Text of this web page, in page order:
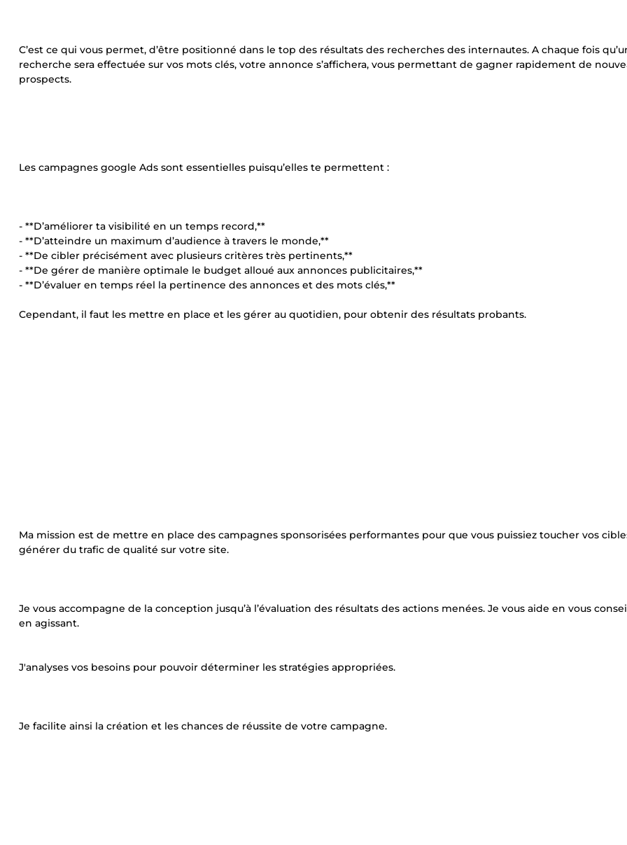
C’est ce qui vous permet, d’être positionné dans le top des résultats des recherches des internautes. A chaque fois
recherche sera effectuée sur vos mots clés, votre annonce s’affichera, vous permettant de gagner rapidement de
prospects.
Les campagnes google Ads sont essentielles puisqu’elles te permettent :
- **D’améliorer ta visibilité en un temps record,**
- **D’atteindre un maximum d’audience à travers le monde,**
- **De cibler précisément avec plusieurs critères très pertinents,**
- **De gérer de manière optimale le budget alloué aux annonces publicitaires,**
- **D’évaluer en temps réel la pertinence des annonces et des mots clés,**
Cependant, il faut les mettre en place et les gérer au quotidien, pour obtenir des résultats probants.
Ma mission est de mettre en place des campagnes sponsorisées performantes pour que vous puissiez toucher vos
générer du trafic de qualité sur votre site.
Je vous accompagne de la conception jusqu’à l’évaluation des résultats des actions menées. Je vous aide en vous
en agissant.
J'analyses vos besoins pour pouvoir déterminer les stratégies appropriées.
Je facilite ainsi la création et les chances de réussite de votre campagne.